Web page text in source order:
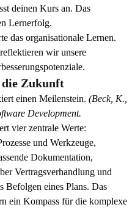
deinen Kurs an. Das
Lernerfolg.
das organisationale Lernen.
wir unsere
die Zukunft
einen Meilenstein. (Beck, K.,
Development.
vier zentrale Werte:
und Werkzeuge,
Dokumentation,
Vertragsverhandlung und
Befolgen eines Plans. Das
ein Kompass für die komplexe